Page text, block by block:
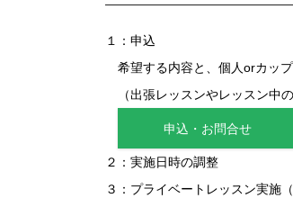
１：申込
希望する内容と、個人orカッ
（出張レッスンやレッスン中
申込・お問合せ
２：実施日時の調整
３：プライベートレッスン実施